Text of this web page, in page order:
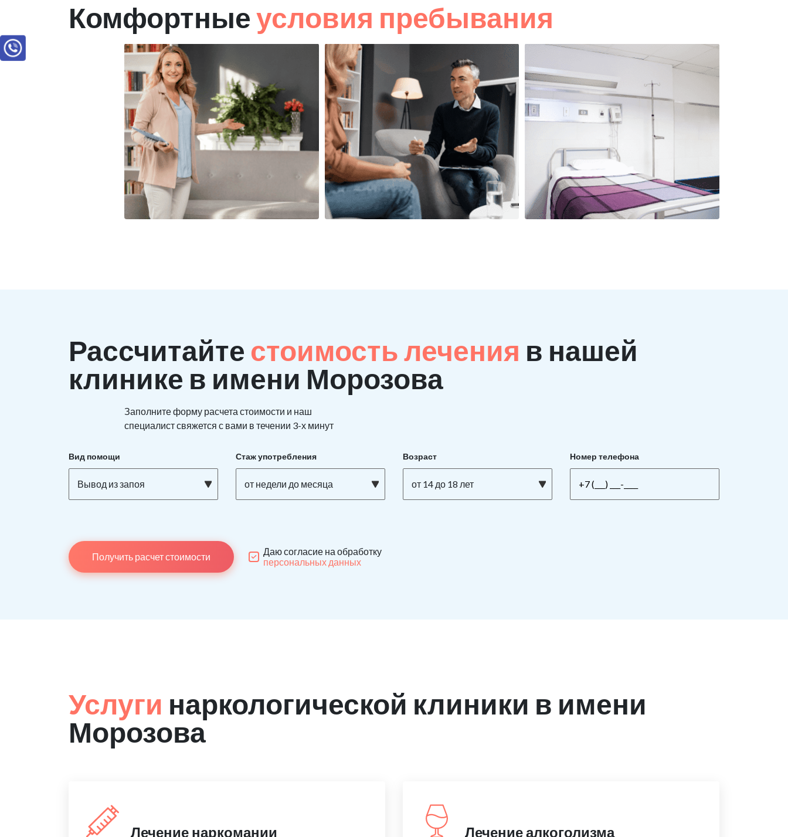
Комфортныеусловия пребывания
Рассчитайте стоимость лечения в нашей
клинике в имени Морозова
Заполните форму расчета стоимости и наш
специалист свяжется с вами в течении 3-х минут
Вид помощи
Вывод из запоя
Стаж употребления
от недели до месяца
Возраст
от 14 до 18 лет
Номер телефона
Получить расчет стоимости
Даю согласие на обработку
персональных данных
Услуги наркологической клиники в имени
Морозова
Лечение наркомании Лечение алкоголизма